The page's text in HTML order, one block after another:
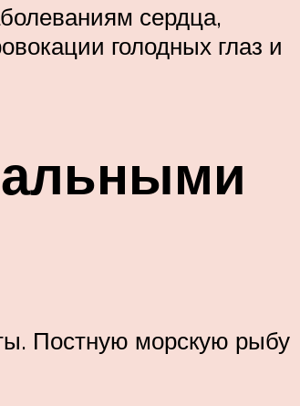
сердца,
голодных глаз и
Постную морскую рыбу